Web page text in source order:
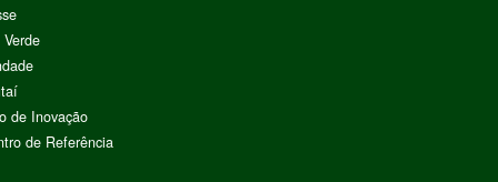
de Inovação
de Referência